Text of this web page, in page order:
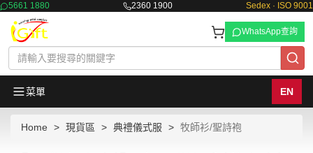
5661 1880 2360 1900 Sedex · ISO 9001
WhatsApp查詢
菜單 EN
Home 現貨區 典禮儀式服 牧師衫/聖詩袍